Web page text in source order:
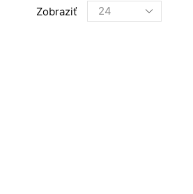
Zobraziť
Products
per